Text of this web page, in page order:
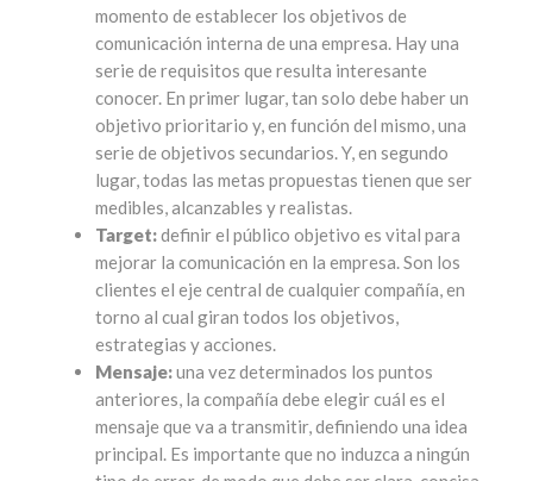
momento de establecer los objetivos de
comunicación interna de una empresa. Hay una
serie de requisitos que resulta interesante
conocer. En primer lugar, tan solo debe haber un
objetivo prioritario y, en función del mismo, una
serie de objetivos secundarios. Y, en segundo
lugar, todas las metas propuestas tienen que ser
medibles, alcanzables y realistas.
Target:definir el público objetivo es vital para
mejorar la comunicación en la empresa. Son los
clientes el eje central de cualquier compañía, en
torno al cual giran todos los objetivos,
estrategias y acciones.
Mensaje:una vez determinados los puntos
anteriores, la compañía debe elegir cuál es el
mensaje que va a transmitir, definiendo una idea
principal. Es importante que no induzca a ningún